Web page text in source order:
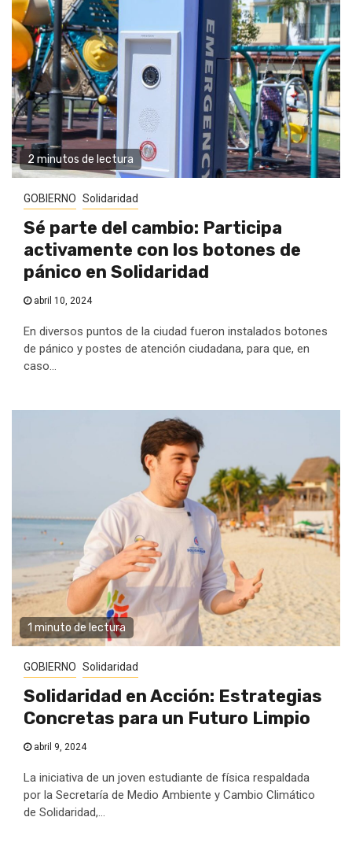
2 minutos de lectura
GOBIERNO Solidaridad
Sé parte del cambio: Participa
activamente con los botones de
pánico en Solidaridad
abril 10, 2024
En diversos puntos de la ciudad fueron instalados botones
de pánico y postes de atención ciudadana, para que, en
caso...
1 minuto de lectura
GOBIERNO Solidaridad
Solidaridad en Acción: Estrategias
Concretas para un Futuro Limpio
abril 9, 2024
La iniciativa de un joven estudiante de física respaldada
por la Secretaría de Medio Ambiente y Cambio Climático
de Solidaridad,...